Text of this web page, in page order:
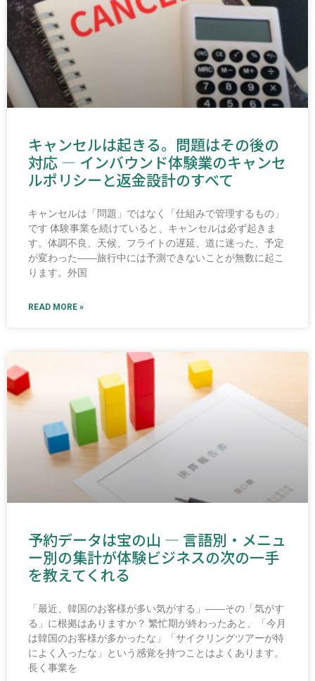
キャンセルは起きる。問題はその後の
対応 ― インバウンド体験業のキャンセ
ルポリシーと返金設計のすべて
キャンセルは「問題」ではなく「仕組みで管理するもの」
です 体験事業を続けていると、キャンセルは必ず起きま
す。体調不良、天候、フライトの遅延、道に迷った、予定
が変わった――旅行中には予測できないことが無数に起こ
ります。外国
READ MORE »
予約データは宝の山 ― 言語別・メニュ
ー別の集計が体験ビジネスの次の一手
を教えてくれる
「最近、韓国のお客様が多い気がする」――その「気がす
る」に根拠はありますか？ 繁忙期が終わったあと、「今月
は韓国のお客様が多かったな」「サイクリングツアーが特
によく入ったな」という感覚を持つことはよくあります。
長く事業を